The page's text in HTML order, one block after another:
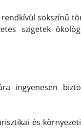
sokszínű
szigetek
ingyenesen
és